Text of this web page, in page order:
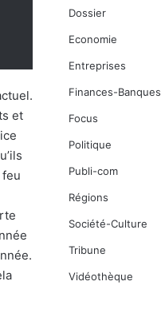
et
Dossier
Economie
Entreprises
Finances-Banques
Focus
Politique
Publi-com
Régions
Société-Culture
Tribune
Vidéothèque